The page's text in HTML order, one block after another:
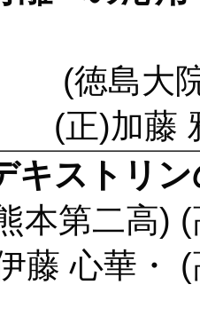
(徳島大
(正)加藤
キストリ
本第二高)
藤 心華 ・